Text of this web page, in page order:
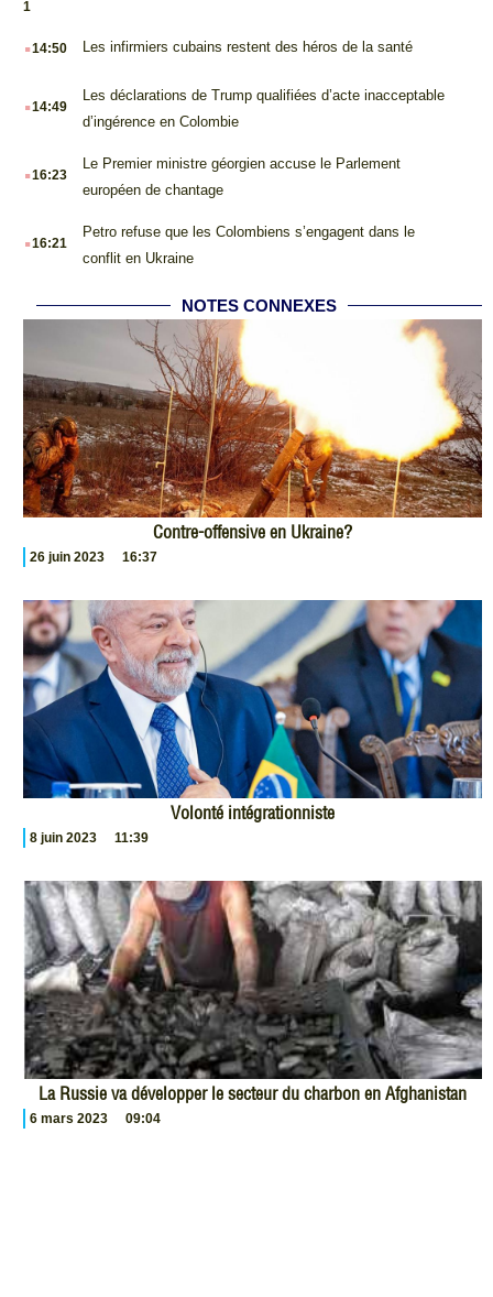
1
.14:50 Les infirmiers cubains restent des héros de la santé
.14:49
Les déclarations de Trump qualifiées d’acte inacceptable
d’ingérence en Colombie
.16:23
Le Premier ministre géorgien accuse le Parlement
européen de chantage
.16:21
Petro refuse que les Colombiens s’engagent dans le
conflit en Ukraine
NOTES CONNEXES
Contre-offensive en Ukraine?
26 juin 2023 16:37
Volonté intégrationniste
8 juin 2023 11:39
La Russie va développer le secteur du charbon en Afghanistan
6 mars 2023 09:04